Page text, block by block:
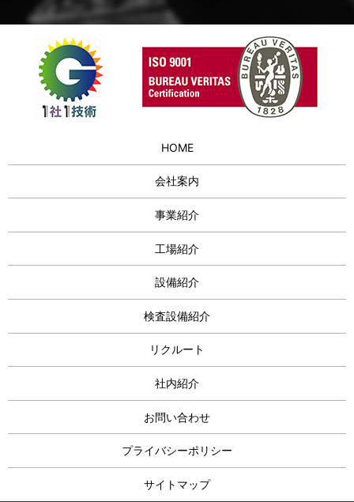
HOME
会社案内
事業紹介
工場紹介
設備紹介
検査設備紹介
リクルート
社内紹介
お問い合わせ
プライバシーポリシー
サイトマップ